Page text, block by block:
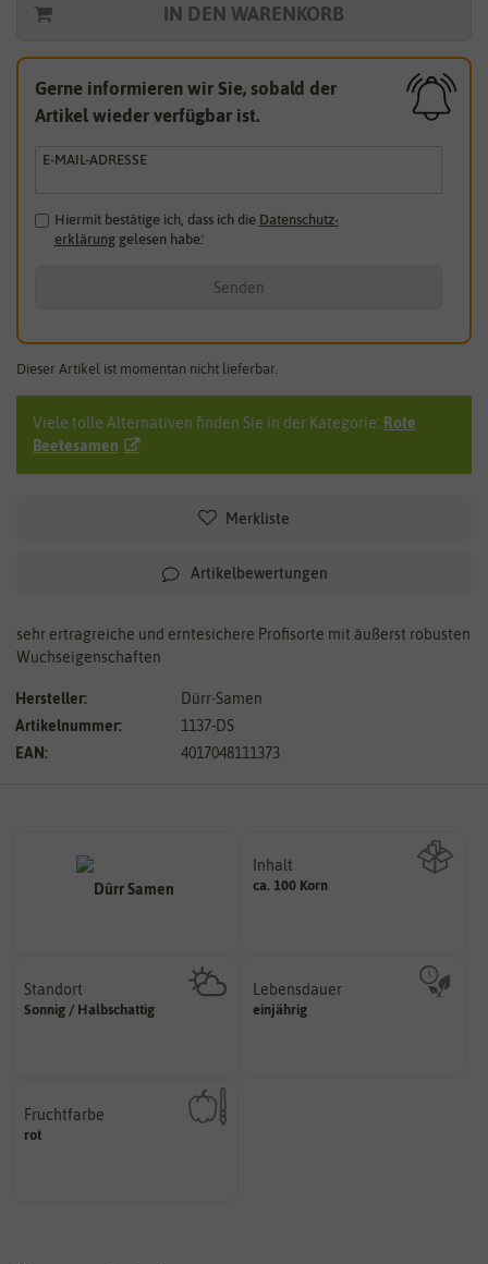
IN DEN WARENKORB
Gerne informieren wir Sie, sobald der
Artikel wieder verfügbar ist.
E-MAIL-ADRESSE
Hiermit bestätige ich, dass ich die Daten­schutz­
erklärunggelesen habe.*
Senden
Dieser Artikel ist momentan nicht lieferbar.
Viele tolle Alternativen finden Sie in der Kategorie: Rote
Beetesamen
Merkliste
Artikelbewertungen
sehr ertragreiche und erntesichere Profisorte mit äußerst robusten
Wuchseigenschaften
Hersteller:
Dürr-Samen
Artikelnummer:
1137-DS
EAN:
4017048111373
Inhalt
ca. 100 KornWie viel ist enthalten
Standort
Sonnig / Halbschattig
Pflanze? (schattig, halbschattig,
sonnig, vollsonnig)
Lebensdauer
einjährig
einjährig, zweijährig oder
mehrjährig.
Fruchtfarbe
rot
sie nach dem Reifungsprozess
hat.